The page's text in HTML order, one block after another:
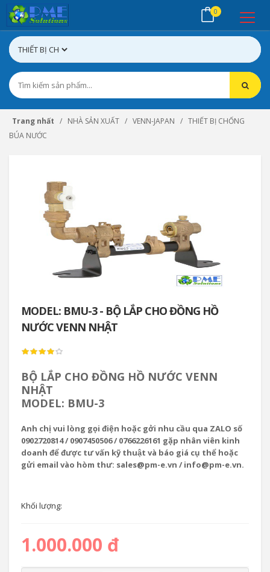
0
Trang nhất NHÀ SẢN XUẤT VENN-JAPAN
THIẾT BỊ CHỐNG
BÚA NƯỚC
MODEL: BMU-3 - BỘ LẮP CHO ĐỒNG HỒ
NƯỚC VENN NHẬT
BỘ LẮP CHO ĐỒNG HỒ NƯỚC VENN
NHẬT
MODEL: BMU-3
Anh chị vui lòng gọi điện hoặc gởi nhu cầu qua ZALO số
0902720814 / 0907450506 / 0766226161 gặp nhân viên kinh
doanh để được tư vấn kỹ thuật và báo giá cụ thể hoặc
gửi email vào hòm thư: sales@pm-e.vn / info@pm-e.vn.
Khối lượng:
1.000.000 đ